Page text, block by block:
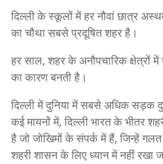
दिल्ली के स्कूलों में हर नौवां छात्र
का चौथा सबसे प्रदूषित शहर है।
हर साल, शहर के अनौपचारिक क्षेत्रों में
का कारण बनती है।
दिल्ली में दुनिया में सबसे अधिक सड़क
कई मायनों में, दिल्ली भारत के भीतर
है जो जोखिमों के संपर्क में हैं, जिन्हें
शहरी शासन के लिए ध्यान में नहीं रखा